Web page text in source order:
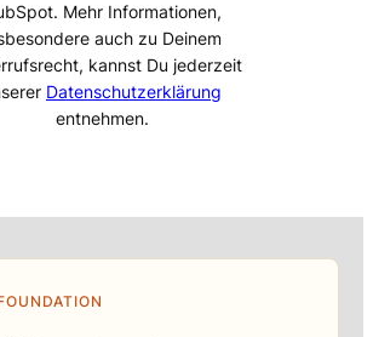
Mehr Informationen,
auch zu Deinem
kannst Du jederzeit
Datenschutzerklärung
entnehmen.